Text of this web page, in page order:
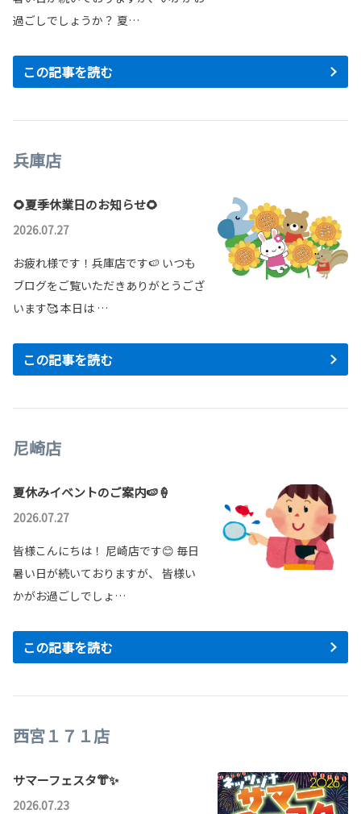
過ごしでしょうか？ 夏…
この記事を読む
兵庫店
🌻夏季休業日のお知らせ🌻
2026.07.27
お疲れ様です！兵庫店です🍉 いつも
ブログをご覧いただきありがとうござ
います🥰 本日は …
この記事を読む
尼崎店
夏休みイベントのご案内🍉🍦
2026.07.27
皆様こんにちは！ 尼崎店です😊 毎日
暑い日が続いておりますが、 皆様い
かがお過ごしでしょ…
この記事を読む
西宮１７１店
サマーフェスタ👘✨
2026.07.23